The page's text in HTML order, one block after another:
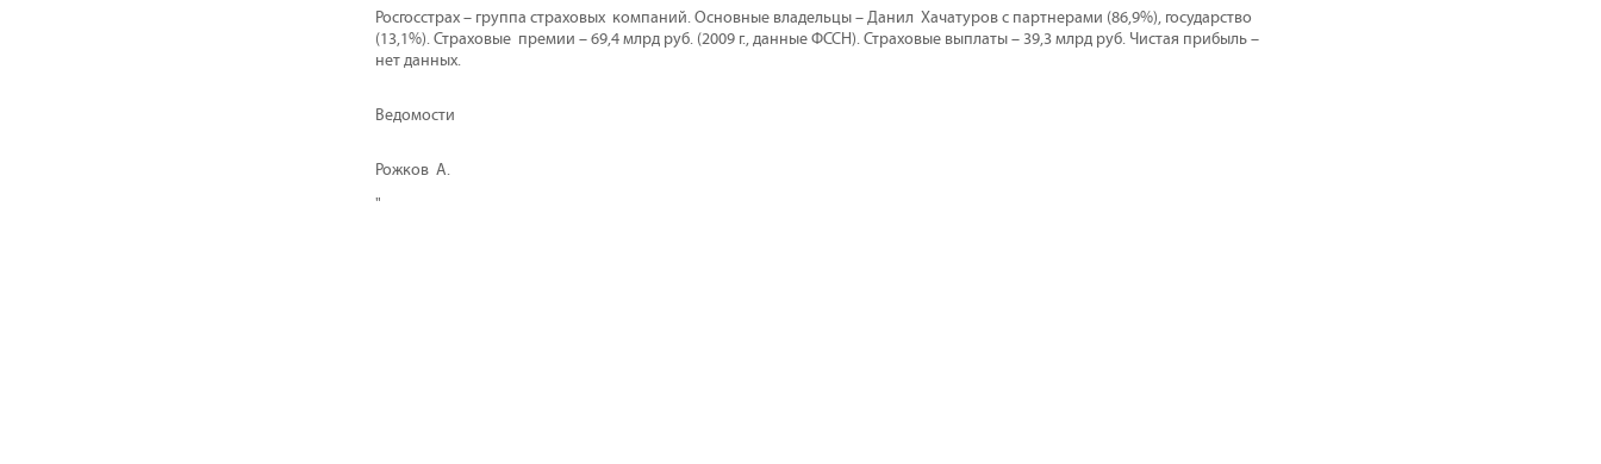
Роcгосстрах – группа страховых компаний. Основные владельцы – Данил Хачатуров с партнерами (86,9%), государство
(13,1%). Страховые премии – 69,4 млрд руб. (2009 г., данные ФССН). Страховые выплаты – 39,3 млрд руб. Чистая прибыль –
нет данных.
Ведомости
Рожков А.
"